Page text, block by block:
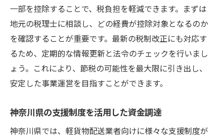
一部を控除することで、税負担を軽減できます。まずは
地元の税理士に相談し、どの経費が控除対象となるのか
を確認することが重要です。最新の税制改正にも対応す
るため、定期的な情報更新と法令のチェックを行いまし
ょう。これにより、節税の可能性を最大限に引き出し、
安定した事業運営を目指すことができます。
神奈川県の支援制度を活用した資金調達
神奈川県では、軽貨物配送業者向けに様々な支援制度が